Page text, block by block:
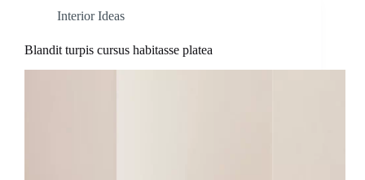
Interior Ideas
Blandit turpis cursus habitasse platea